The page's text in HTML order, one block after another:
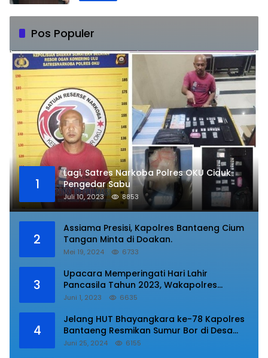
Pos Populer
1
Lagi, Satres Narkoba Polres OKU Ciduk
Pengedar Sabu
Juli 10, 2023 8853
2
Assiama Presisi, Kapolres Bantaeng Cium
Tangan Minta di Doakan.
Mei 19, 2024 6733
3
Upacara Memperingati Hari Lahir
Pancasila Tahun 2023, Wakapolres
Lampung Utara Bacakan Amanat Kepala
Juni 1, 2023 6635
4
Jelang HUT Bhayangkara ke-78 Kapolres
Bantaeng Resmikan Sumur Bor di Desa
Kaloling Bantaeng
Juni 25, 2024 6155